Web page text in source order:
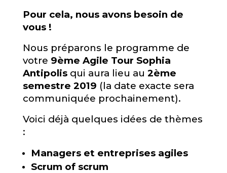
Pour cela, nous avons besoin de
vous !
Nous préparons le programme de
votre 9ème Agile Tour Sophia
Antipolisqui aura lieu au 2ème
semestre 2019 (la date exacte sera
communiquée prochainement).
Voici déjà quelques idées de thèmes
:
Managers et entreprises agiles
Scrum of scrum